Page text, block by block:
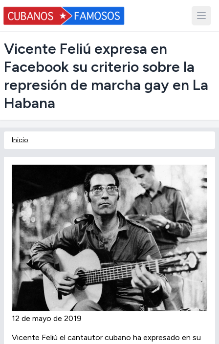
Vicente Feliú expresa en
Facebook su criterio sobre la
represión de marcha gay en La
Habana
Inicio
12 de mayo de 2019
Vicente Feliú el cantautor cubano ha expresado en su